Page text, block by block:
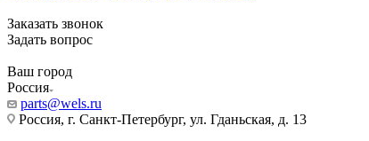
Заказать звонок
Задать вопрос
Ваш город
Россия
parts@wels.ru
Россия, г. Санкт-Петербург, ул. Гданьская, д. 13